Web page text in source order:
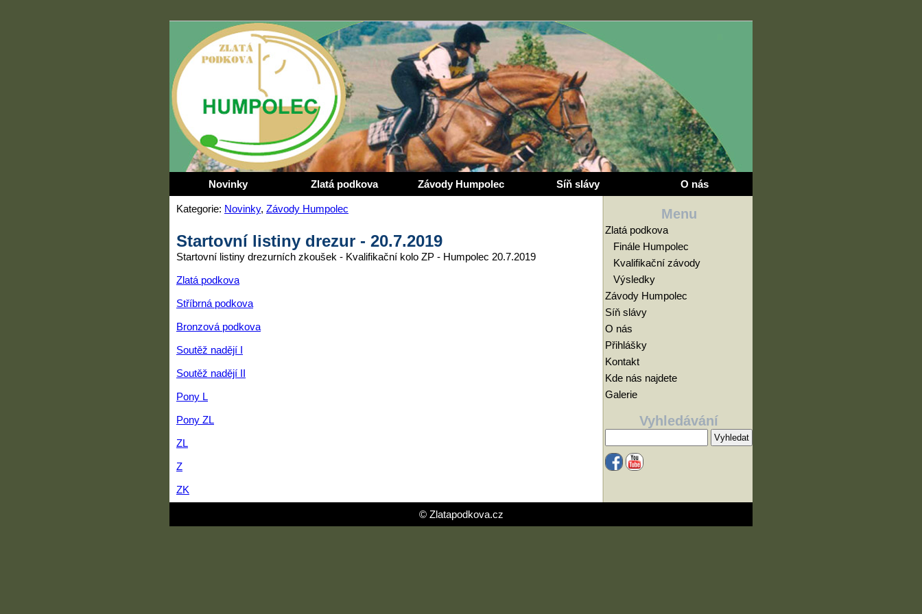
Novinky Zlatá podkova Závody Humpolec Síň slávy O nás
Kategorie: Novinky, Závody Humpolec
Startovní listiny drezur - 20.7.2019
Startovní listiny drezurních zkoušek - Kvalifikační kolo ZP - Humpolec 20.7.2019
Zlatá podkova
Stříbrná podkova
Bronzová podkova
Soutěž nadějí I
Soutěž nadějí II
Pony L
Pony ZL
ZL
Z
ZK
Menu
Zlatá podkova
Finále Humpolec
Kvalifikační závody
Výsledky
Závody Humpolec
Síň slávy
O nás
Přihlášky
Kontakt
Kde nás najdete
Galerie
Vyhledávání
© Zlatapodkova.cz